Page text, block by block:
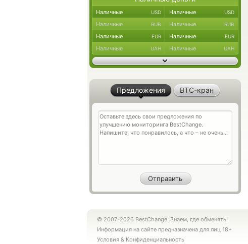
Наличные USD Наличные USD
Наличные RUB Наличные RUB
Наличные EUR Наличные EUR
Наличные UAH Наличные UAH
Предложения BTC-кран
© 2007-2026 BestChange. Знаем, где обменять!
Информация на сайте предназначена для лиц 18+
Условия & Конфиденциальность